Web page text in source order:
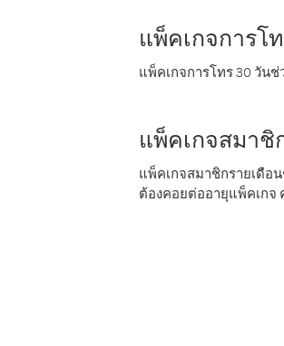
แพ็คเกจการโ
แพ็คเกจการโทร 30 วัน
แพ็คเกจสมาชิ
แพ็คเกจสมาชิกรายเดือ
ต้องคอยต่ออายุแพ็คเก